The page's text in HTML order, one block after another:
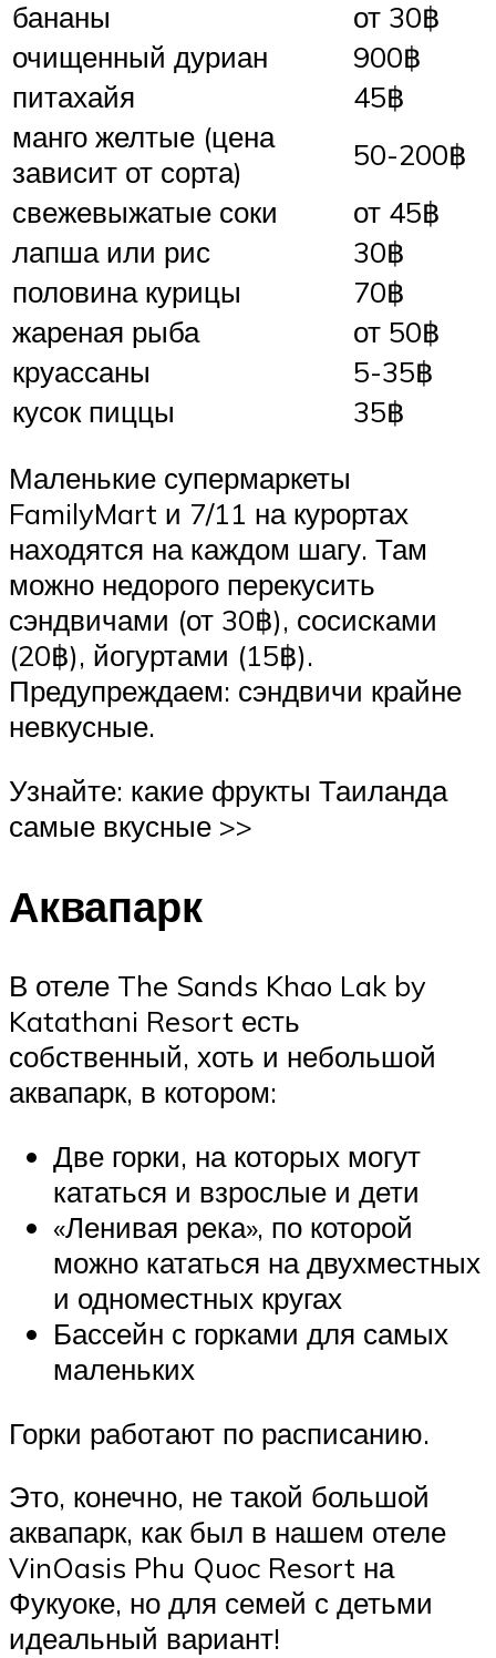
бананы
от 30฿
очищенный дуриан
900฿
питахайя
45฿
манго желтые (цена
зависит от сорта)
50-200฿
свежевыжатые соки
от 45฿
лапша или рис
30฿
половина курицы
70฿
жареная рыба
от 50฿
круассаны
5-35฿
кусок пиццы
35฿
Маленькие супермаркеты
FamilyMart и 7/11 на курортах
находятся на каждом шагу. Там
можно недорого перекусить
сэндвичами (от 30฿), сосисками
(20฿), йогуртами (15฿).
Предупреждаем: сэндвичи крайне
невкусные.
Узнайте: какие фрукты Таиланда
самые вкусные >>
Аквапарк
В отеле The Sands Khao Lak by
Katathani Resort есть
собственный, хоть и небольшой
аквапарк, в котором:
Две горки, на которых могут
кататься и взрослые и дети
«Ленивая река», по которой
можно кататься на двухместных
и одноместных кругах
Бассейн с горками для самых
маленьких
Горки работают по расписанию.
Это, конечно, не такой большой
аквапарк, как был в нашем отеле
VinOasis Phu Quoc Resort на
Фукуоке, но для семей с детьми
идеальный вариант!